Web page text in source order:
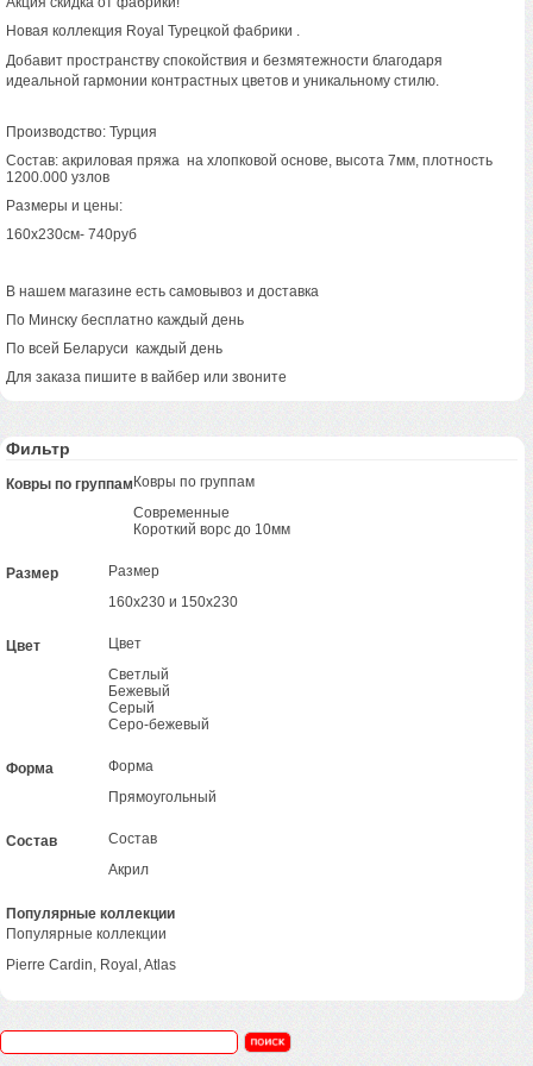
Новая коллекция Royal Турецкой фабрики .
Добавит пространству спокойствия и безмятежности благодаря
идеальной гармонии контрастных цветов и уникальному стилю.
Производство: Турция
Состав: акриловая пряжа на хлопковой основе, высота 7мм, плотность
1200.000 узлов
Размеры и цены:
160х230см- 740руб
В нашем магазине есть самовывоз и доставка
По Минску бесплатно каждый день
По всей Беларуси каждый день
Для заказа пишите в вайбер или звоните
Фильтр
Ковры по группам Ковры по группам
Современные
Короткий ворс до 10мм
Размер
Размер
160х230 и 150х230
Цвет
Цвет
Светлый
Бежевый
Серый
Серо-бежевый
Форма
Форма
Прямоугольный
Состав
Состав
Акрил
Популярные коллекции
Популярные коллекции
Pierre Cardin, Royal, Atlas